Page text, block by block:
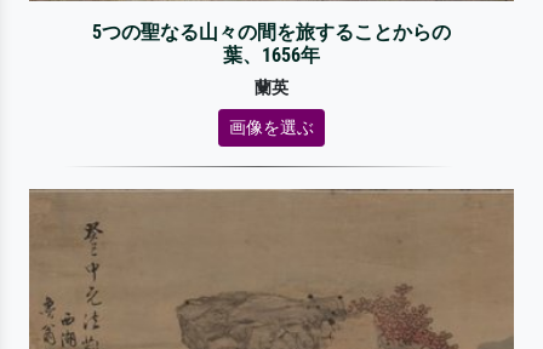
5つの聖なる山々の間を旅することからの
葉、1656年
蘭英
画像を選ぶ